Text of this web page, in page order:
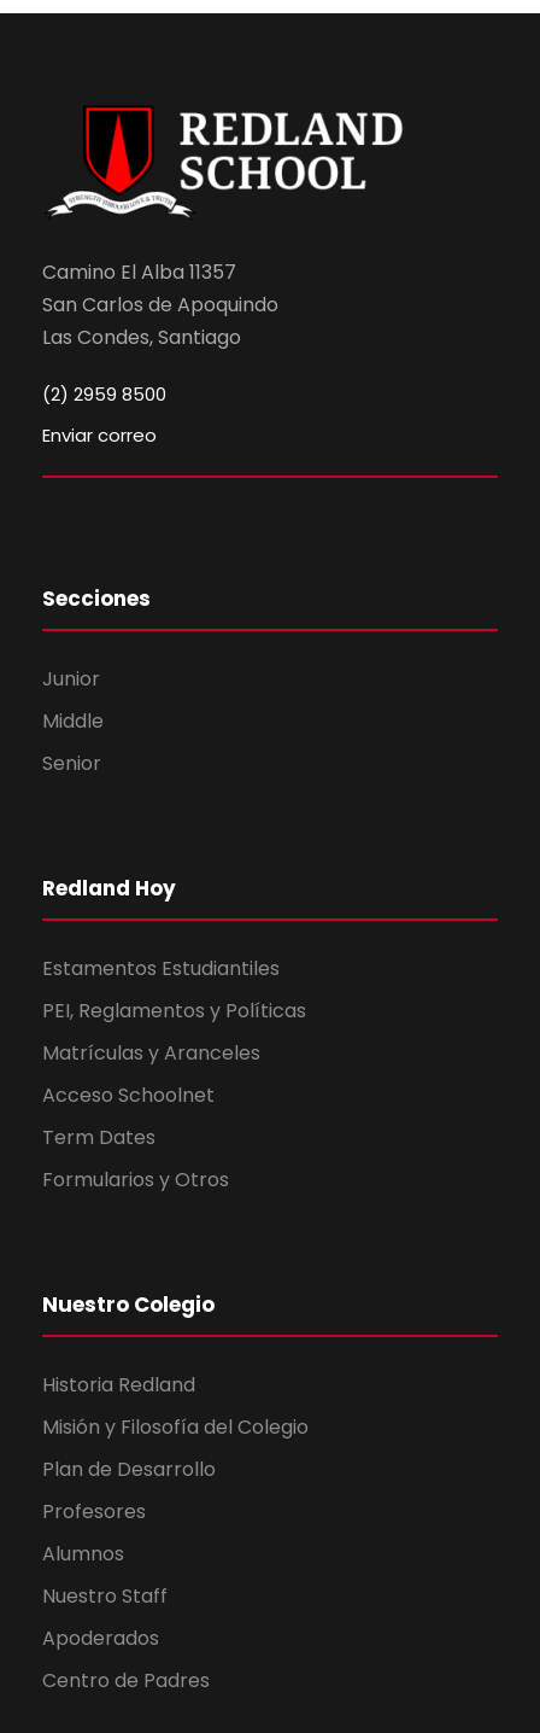
Camino El Alba 11357
San Carlos de Apoquindo
Las Condes, Santiago
(2) 2959 8500
Enviar correo
Secciones
Junior
Middle
Senior
Redland Hoy
Estamentos Estudiantiles
PEI, Reglamentos y Políticas
Matrículas y Aranceles
Acceso Schoolnet
Term Dates
Formularios y Otros
Nuestro Colegio
Historia Redland
Misión y Filosofía del Colegio
Plan de Desarrollo
Profesores
Alumnos
Nuestro Staff
Apoderados
Centro de Padres